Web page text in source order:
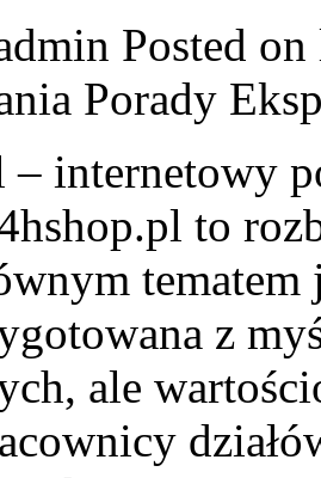
Posted
Porady
– internetowy
to
z
ale